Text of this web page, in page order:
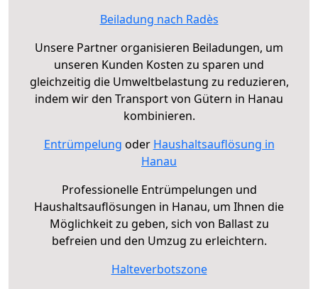
Beiladung nach Radès
Unsere Partner organisieren Beiladungen, um
unseren Kunden Kosten zu sparen und
gleichzeitig die Umweltbelastung zu reduzieren,
indem wir den Transport von Gütern in Hanau
kombinieren.
Entrümpelung oder Haushaltsauflösung in
Hanau
Professionelle Entrümpelungen und
Haushaltsauflösungen in Hanau, um Ihnen die
Möglichkeit zu geben, sich von Ballast zu
befreien und den Umzug zu erleichtern.
Halteverbotszone